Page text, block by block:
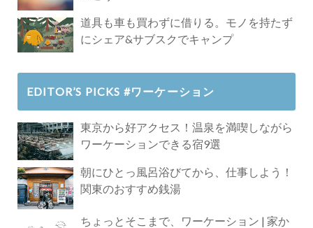
道具も車も買わずに借りる。モノを持たず
にシェア&サブスクでキャンプ
EDITOR’S PICKS #ワーケーション
東京から好アクセス！温泉を満喫しながら
ワーケーションできる宿9選
朝にひとっ風呂浴びてから、仕事しよう！
関東のおすすめ銭湯
ちょっとそこまで、ワーケーション | 家か